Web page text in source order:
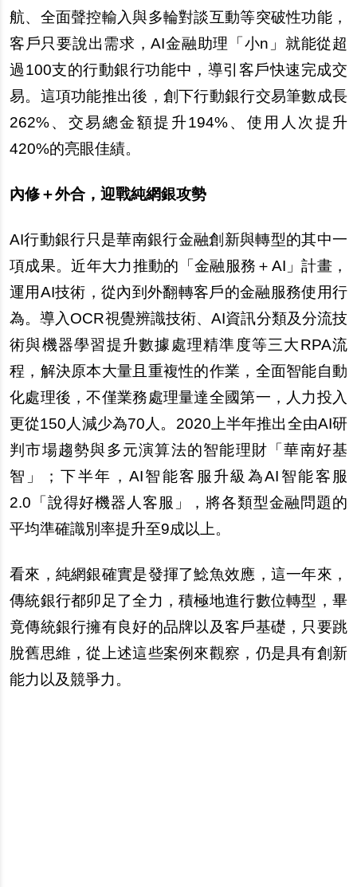
航、全面聲控輸入與多輪對談互動等突破性功能，
客 戶只要說出需求，AI金融助理「小n」就能從超
過100支的行動銀行功能中，導引客戶快速完成交
易。這項功能推出後，創下行動銀行交易筆數成長
262%、交易總金額提升194%、使用人次提升
420%的亮眼佳績。
內修＋外合，迎戰純網銀攻勢
AI行動銀行只是華南銀行金融創新與轉型的其中一
項成果。近年大力推動的「金融服務＋AI」計畫，
運用AI技術，從內到外翻轉客戶的金融服務使用行
為。導入OCR視覺辨識技術、AI資訊分類及分流技
術與機器學習提升數據處理精準度等三大RPA流
程，解決原本大量且重複性的作業，全面智能自動
化處理後，不僅業務處理量達全國第一，人力投入
更從150人減少為70人。2020上半年推出全由AI研
判市場趨勢與多元演算法的智能理財「華南好基
智」；下半年，AI智能客服升級為AI智能客服
2.0「說得好機器人客服」，將各類型金融問題的
平均準確識別率提升至9成以上。
看來，純網銀確實是發揮了鯰魚效應，這一年來，
傳統銀行都卯足了全力，積極地進行數位轉型，畢
竟傳統銀行擁有良好的品牌以及客戶基礎，只要跳
脫舊思維，從上述這些案例來觀察，仍是具有創新
能力以及競爭力。